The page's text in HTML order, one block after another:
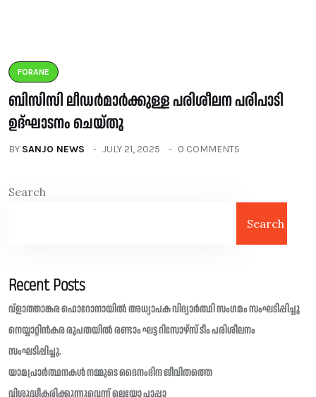
FORANE
ബിസിസി ലീഡർമാർക്കുള്ള പരിശീലന പരിപാടി
ഉദ്ഘാടനം ചെയ്തു
BY SANJO NEWS JULY 21, 2025 0 COMMENTS
Search
Search
Recent Posts
വ്ളാത്താങ്കര ഫൊറോനായിൽ അധ്യാപക വിദ്യാർത്ഥി സംഗമം സംഘടിപ്പിച്ചു
നെയ്യാറ്റിൻകര രൂപതയിൽ രണ്ടാം ഘട്ട റിസോഴ്സ് ടീം പരിശീലനം
സംഘടിപ്പിച്ചു.
യാമപ്രാർത്ഥനകൾ നമ്മുടെ ദൈനംദിന ജീവിതത്തെ